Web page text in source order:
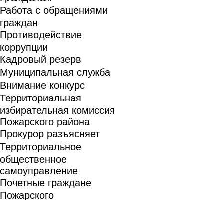
Работа с обращениями
граждан
Противодействие
коррупции
Кадровый резерв
Муниципальная служба
Внимание конкурс
Территориальная
избирательная комиссия
Пожарского района
Прокурор разъясняет
Территориальное
общественное
самоуправление
Почетные граждане
Пожарского